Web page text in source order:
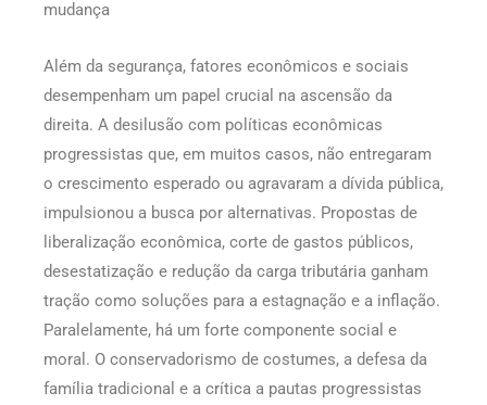
mudança
Além da segurança, fatores econômicos e sociais
desempenham um papel crucial na ascensão da
direita. A desilusão com políticas econômicas
progressistas que, em muitos casos, não entregaram
o crescimento esperado ou agravaram a dívida pública,
impulsionou a busca por alternativas. Propostas de
liberalização econômica, corte de gastos públicos,
desestatização e redução da carga tributária ganham
tração como soluções para a estagnação e a inflação.
Paralelamente, há um forte componente social e
moral. O conservadorismo de costumes, a defesa da
família tradicional e a crítica a pautas progressistas